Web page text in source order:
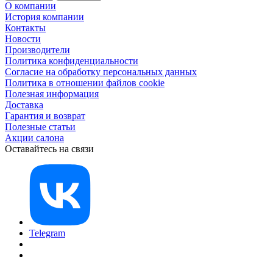
О компании
История компании
Контакты
Новости
Производители
Политика конфиденциальности
Согласие на обработку персональных данных
Политика в отношении файлов cookie
Полезная информация
Доставка
Гарантия и возврат
Полезные статьи
Акции салона
Оставайтесь на связи
Telegram